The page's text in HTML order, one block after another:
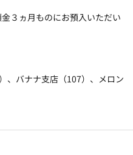
３ヵ月ものにお預入いただい
、バナナ支店（107）、メロン